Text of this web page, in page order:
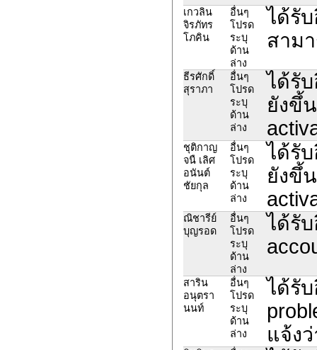
เกวลิน
จิรภัทร
โภคิน
อื่นๆ
โปรด
ระบุ
ด้าน
ล่าง
ได้รั
สาม
ธีรศักดิ์
สุราภา
อื่นๆ
โปรด
ระบุ
ด้าน
ล่าง
ได้รั
ยังขึ้
ชุติกาญ
จนื เลิศ
อนันต์
ชัยกุล
อื่นๆ
โปรด
ระบุ
ด้าน
ล่าง
ได้รั
ยังขึ้
ณิชารีย์
บุญรอด
อื่นๆ
โปรด
ระบุ
ด้าน
ล่าง
ได้รั
สาริน
อนุตรา
นนท์
อื่นๆ
โปรด
ระบุ
ด้าน
ล่าง
ได้รั
แจ้ง